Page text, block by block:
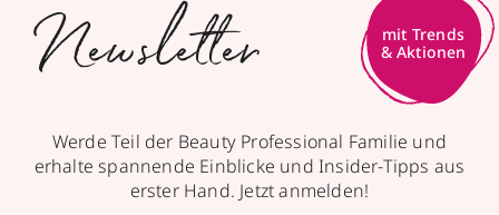
Newsletter
mit Trends
& Aktionen
Werde Teil der Beauty Professional Familie und
erhalte spannende Einblicke und Insider-Tipps aus
erster Hand. Jetzt anmelden!